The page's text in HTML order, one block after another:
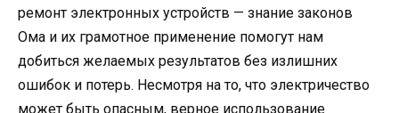
ремонт электронных устройств — знание законов
Ома и их грамотное применение помогут нам
добиться желаемых результатов без излишних
ошибок и потерь. Несмотря на то, что электричество
может быть опасным, верное использование